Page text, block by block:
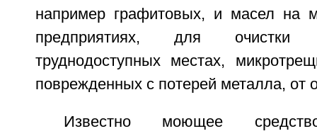
например графитовых, и масел на
предприятиях, для очистки
труднодоступных местах,
поврежденных с потерей металла, от
Известно моющее